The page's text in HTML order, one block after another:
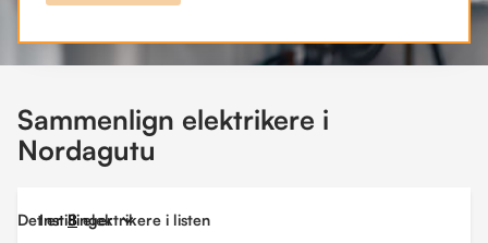
Sammenlign elektrikere i
Nordagutu
Det er 8 elektrikere i listen
Instillinger